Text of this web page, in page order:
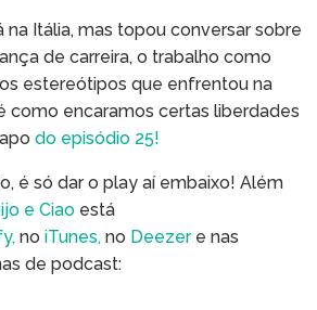
na Itália, mas topou conversar sobre
de carreira, o trabalho como
estereótipos que enfrentou na
como encaramos certas liberdades
do episódio 25!
é só dar o play aí embaixo! Além
e Ciao está
no iTunes, no Deezere nas
de podcast: